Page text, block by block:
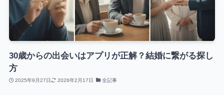
30歳からの出会いはアプリが正解？結婚に繋がる探し
方
2025年9月27日 2026年2月17日 全記事